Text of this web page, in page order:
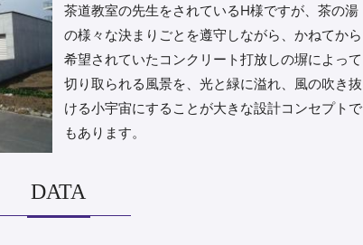
茶道教室の先生をされているH様ですが、茶の湯
の様々な決まりごとを遵守しながら、かねてから
希望されていたコンクリート打放しの塀によって
切り取られる風景を、光と緑に溢れ、風の吹き抜
ける小宇宙にすることが大きな設計コンセプトで
もあります。
DATA